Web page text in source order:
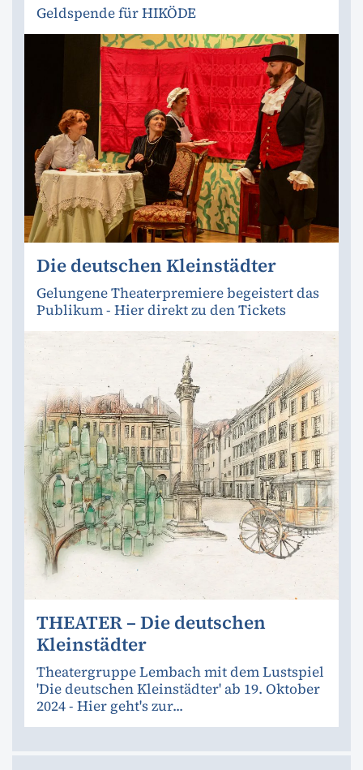
Geldspende für HIKÖDE
Die deutschen Kleinstädter
Gelungene Theaterpremiere begeistert das
Publikum - Hier direkt zu den Tickets
THEATER – Die deutschen
Kleinstädter
Theatergruppe Lembach mit dem Lustspiel
'Die deutschen Kleinstädter' ab 19. Oktober
2024 - Hier geht's zur...